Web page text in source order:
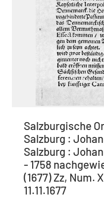
Salzburgische
Salzburg :
Salzburg :
- 1758
(1677) Zz, Num.
11.11.1677